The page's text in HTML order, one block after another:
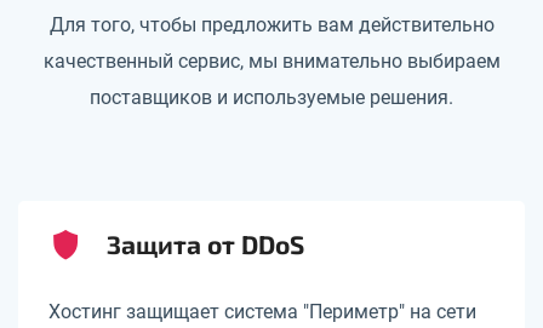
Для того, чтобы предложить вам действительно
качественный сервис, мы внимательно выбираем
поставщиков и используемые решения.
Защита от DDoS
Хостинг защищает система "Периметр" на сети